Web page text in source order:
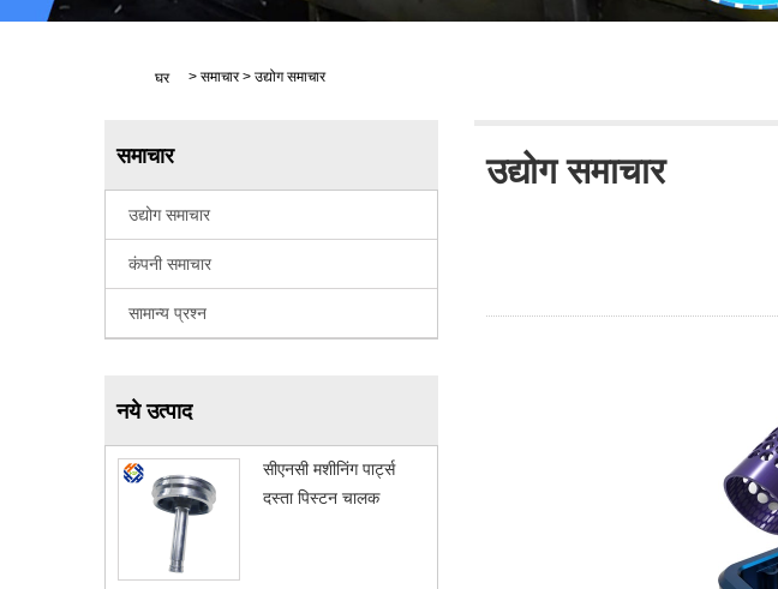
घर > समाचार > उद्योग समाचार
समाचार
उद्योग समाचार
कंपनी समाचार
सामान्य प्रश्न
नये उत्पाद
सीएनसी मशीनिंग पार्ट्स
दस्ता पिस्टन चालक
उद्योग समाचार